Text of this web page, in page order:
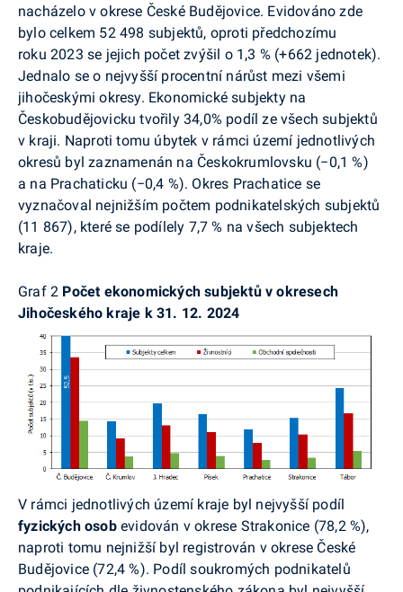
nacházelo v okrese České Budějovice. Evidováno zde
bylo celkem 52 498 subjektů, oproti předchozímu
roku 2023 se jejich počet zvýšil o 1,3 % (+662 jednotek).
Jednalo se o nejvyšší procentní nárůst mezi všemi
jihočeskými okresy. Ekonomické subjekty na
Českobudějovicku tvořily 34,0% podíl ze všech subjektů
v kraji. Naproti tomu úbytek v rámci území jednotlivých
okresů byl zaznamenán na Českokrumlovsku (−0,1 %)
a na Prachaticku (−0,4 %). Okres Prachatice se
vyznačoval nejnižším počtem podnikatelských subjektů
(11 867), které se podílely 7,7 % na všech subjektech
kraje.
Graf 2 Počet ekonomických subjektů v okresech
Jihočeského kraje k 31. 12. 2024
V rámci jednotlivých území kraje byl nejvyšší podíl
fyzických osob evidován v okrese Strakonice (78,2 %),
naproti tomu nejnižší byl registrován v okrese České
Budějovice (72,4 %). Podíl soukromých podnikatelů